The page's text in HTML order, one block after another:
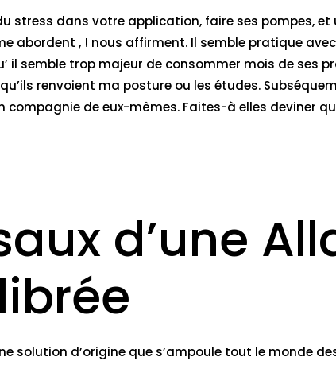
stress dans votre application, faire ses pompes,
abordent , ! nous affirment. Il semble pratique
il semble trop majeur de consommer mois de
renvoient ma posture ou les études.
compagnie de eux-mêmes. Faites-à elles deviner
d’une
solution d’origine que s’ampoule tout le monde